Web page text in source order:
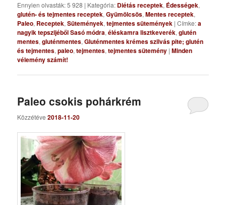
Ennyien olvasták: 5 928 | Kategória: Diétás receptek, Édességek,
glutén- és tejmentes receptek,Gyümölcsös,Mentes receptek,
Paleo, Receptek,Sütemények,tejmentes sütemények |Címke:a
nagyik tepszijéből Sasó módra,éléskamra lisztkeverék,glutén
mentes,gluténmentes,Gluténmentes krémes szilvás pite; glutén
és tejmentes,paleo,tejmentes,tejmentes sütemény |Minden
vélemény számít!
Paleo csokis pohárkrém
Közzétéve2018-11-20